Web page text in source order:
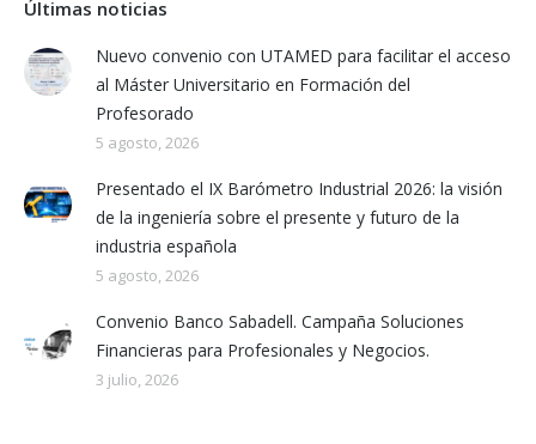
Últimas noticias
Nuevo convenio con UTAMED para facilitar el acceso
al Máster Universitario en Formación del
Profesorado
5 agosto, 2026
Presentado el IX Barómetro Industrial 2026: la visión
de la ingeniería sobre el presente y futuro de la
industria española
5 agosto, 2026
Convenio Banco Sabadell. Campaña Soluciones
Financieras para Profesionales y Negocios.
3 julio, 2026